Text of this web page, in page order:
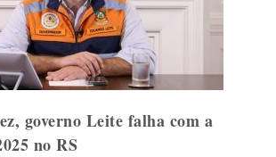
governo Leite falha com a
no RS